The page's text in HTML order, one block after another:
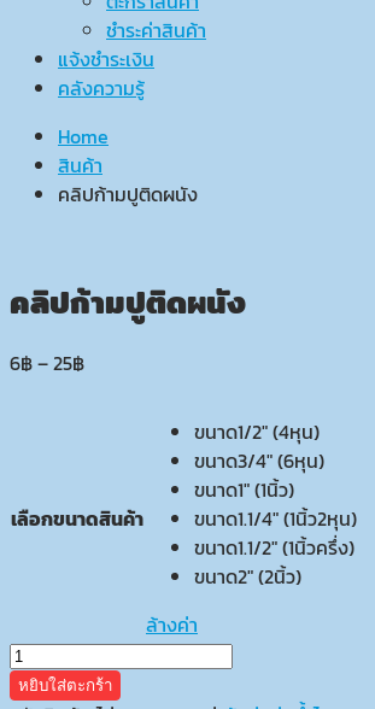
ชำระค่าสินค้า
แจ้งชำระเงิน
คลังความรู้
Home
สินค้า
คลิปก้ามปูติดผนัง
คลิปก้ามปูติดผนัง
6฿–25฿Price
เลือกขนาดสินค้า
ขนาด1/2" (4หุน)
ขนาด3/4" (6หุน)
ขนาด1" (1นิ้ว)
ขนาด1.1/4" (1นิ้ว2หุน)
ขนาด1.1/2" (1นิ้วครึ่ง)
ขนาด2" (2นิ้ว)
ล้างค่า
จำนวน
คลิป
หยิบใส่ตะกร้า